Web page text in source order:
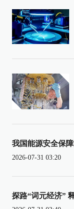
我国能源安全保
2026-07-31 03:20
探路“词元经济”